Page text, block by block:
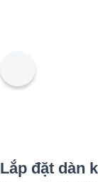
Lắp đặt dàn